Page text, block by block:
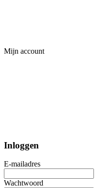
Mijn account
Inloggen
E-mailadres
Wachtwoord